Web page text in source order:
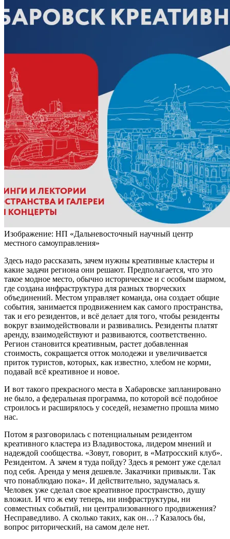
Изображение: НП «Дальневосточный научный центр
местного самоуправления»
Здесь надо рассказать, зачем нужны креативные кластеры и
какие задачи региона они решают. Предполагается, что это
такое модное место, обычно историческое и с особым шармом,
где создана инфраструктура для разных творческих
объединений. Местом управляет команда, она создает общие
события, занимается продвижением как самого пространства,
так и его резидентов, и всё делает для того, чтобы резиденты
вокруг взаимодействовали и развивались. Резиденты платят
аренду, взаимодействуют и развиваются, соответственно.
Регион становится креативным, растет добавленная
стоимость, сокращается отток молодежи и увеличивается
приток туристов, которых, как известно, хлебом не корми,
подавай всё креативное и новое.
И вот такого прекрасного места в Хабаровске запланировано
не было, а федеральная программа, по которой всё подобное
строилось и расширялось у соседей, незаметно прошла мимо
нас.
Потом я разговорилась с потенциальным резидентом
креативного кластера из Владивостока, лидером мнений и
надеждой сообщества. «Зовут, говорит, в «Матросский клуб».
Резидентом. А зачем я туда пойду? Здесь я ремонт уже сделал
под себя. Аренда у меня дешевле. Заказчики привыкли. Так
что понаблюдаю пока». И действительно, задумалась я.
Человек уже сделал свое креативное пространство, душу
вложил. И что ж ему теперь, ни инфраструктуры, ни
совместных событий, ни централизованного продвижения?
Несправедливо. А сколько таких, как он…? Казалось бы,
вопрос риторический, на самом деле нет.